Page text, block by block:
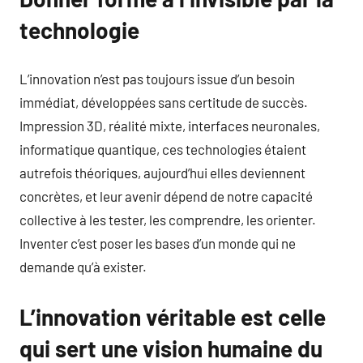
technologie
L’innovation n’est pas toujours issue d’un besoin
immédiat, développées sans certitude de succès.
Impression 3D, réalité mixte, interfaces neuronales,
informatique quantique, ces technologies étaient
autrefois théoriques, aujourd’hui elles deviennent
concrètes, et leur avenir dépend de notre capacité
collective à les tester, les comprendre, les orienter.
Inventer c’est poser les bases d’un monde qui ne
demande qu’à exister.
L’innovation véritable est celle
qui sert une vision humaine du